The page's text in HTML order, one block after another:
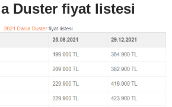
Duster fiyat listesi